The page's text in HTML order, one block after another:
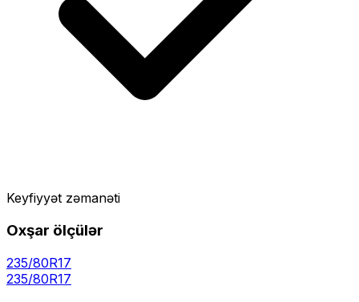
Keyfiyyət zəmanəti
Oxşar ölçülər
235/80R17
235/80R17